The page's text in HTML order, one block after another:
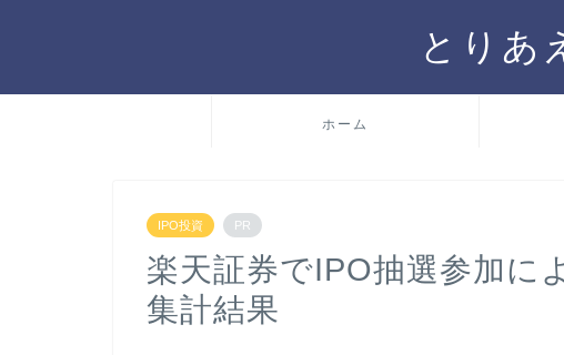
とりあ
ホーム
IPO投資 PR
楽天証券でIPO抽選参加に
集計結果